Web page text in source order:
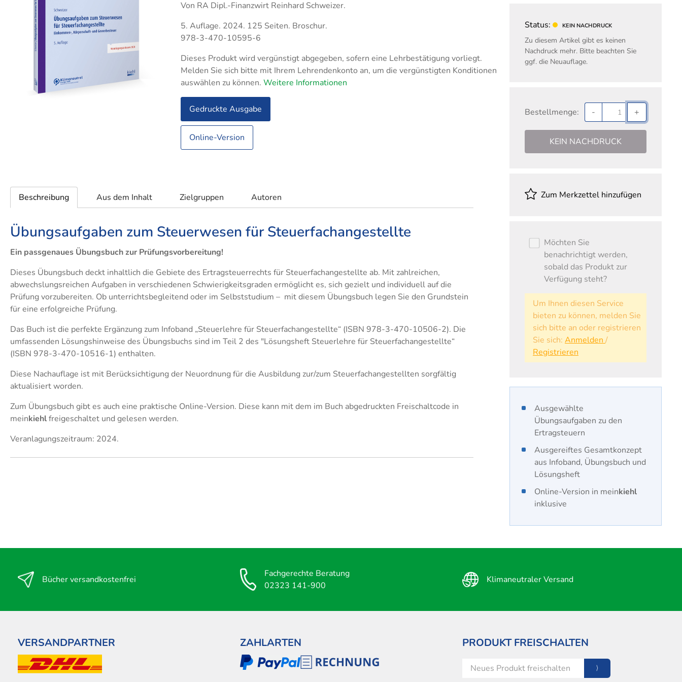
Groß- und
Außenhandelsmanagement
Industriekaufleute
Medizinische Fachangestellte
Rechtsanwalts- und
Notarfachangestellte
Groß- und
Industriekaufleute
Steuerfachangestellte
Verkäufer
Verwaltungsfachangestellte
Technischer Betriebswirt
Industriemeister Metall
Logistikmeister
Fachwirt im Gesundheits- und
Sozialwesen
Handelsfachwirt
Technischer Fachwirt
Wirtschaftsfachwirt
Personalkaufmann
Status: KEIN NACHDRUCK
Zu diesem Artikel gibt es keinen
Nachdruck mehr. Bitte beachten Sie
ggf. die Neuauflage.
Bestellmenge: - +
KEIN NACHDRUCK
Zum Merkzettel hinzufügen
Möchten Sie
benachrichtigt werden,
sobald das Produkt zur
Verfügung steht?
Um Ihnen diesen Service
bieten zu können, melden Sie
sich bitte an oder registrieren
Sie sich: Anmelden /
Registrieren
​Ausgewählte
Übungsaufgaben zu den
Ertragsteuern
Ausgereiftes Gesamtkonzept
aus Infoband, Übungsbuch und
Lösungsheft
Online-Version in meinkiehl
inklusive
Von RA Dipl.-Finanzwirt Reinhard Schweizer.
5. Auflage. 2024. 125 Seiten. Broschur.
978-3-470-10595-6
Dieses Produkt wird vergünstigt abgegeben, sofern eine Lehrbestätigung vorliegt.
Melden Sie sich bitte mit Ihrem Lehrendenkonto an, um die vergünstigten Konditionen
auswählen zu können. Weitere Informationen
Gedruckte Ausgabe
Online-Version
Beschreibung Aus dem Inhalt Zielgruppen Autoren
Übungsaufgaben zum Steuerwesen für Steuerfachangestellte
Ein passgenaues Übungsbuch zur Prüfungsvorbereitung!
Dieses Übungsbuch deckt inhaltlich die Gebiete des Ertragsteuerrechts für Steuerfachangestellte ab. Mit zahlreichen,
abwechslungsreichen Aufgaben in verschiedenen Schwierigkeitsgraden ermöglicht es, sich gezielt und individuell auf die
Prüfung vorzubereiten. Ob unterrichtsbegleitend oder im Selbststudium – mit diesem Übungsbuch legen Sie den Grundstein
für eine erfolgreiche Prüfung.
Das Buch ist die perfekte Ergänzung zum Infoband „Steuerlehre für Steuerfachangestellte“ (ISBN 978-3-470-10506-2). Die
umfassenden Lösungshinweise des Übungsbuchs sind im Teil 2 des "Lösungsheft Steuerlehre für Steuerfachangestellte“
(ISBN 978-3-470-10516-1) enthalten.
Diese Nachauflage ist mit Berücksichtigung der Neuordnung für die Ausbildung zur/zum Steuerfachangestellten sorgfältig
aktualisiert worden.
Zum Übungsbuch gibt es auch eine praktische Online-Version. Diese kann mit dem im Buch abgedruckten Freischaltcode in
meinkiehlfreigeschaltet und gelesen werden.
Veranlagungszeitraum: 2024.​
Bücher versandkostenfrei
Fachgerechte Beratung
02323 141-900
Klimaneutraler Versand
VERSANDPARTNER ZAHLARTEN PRODUKT FREISCHALTEN